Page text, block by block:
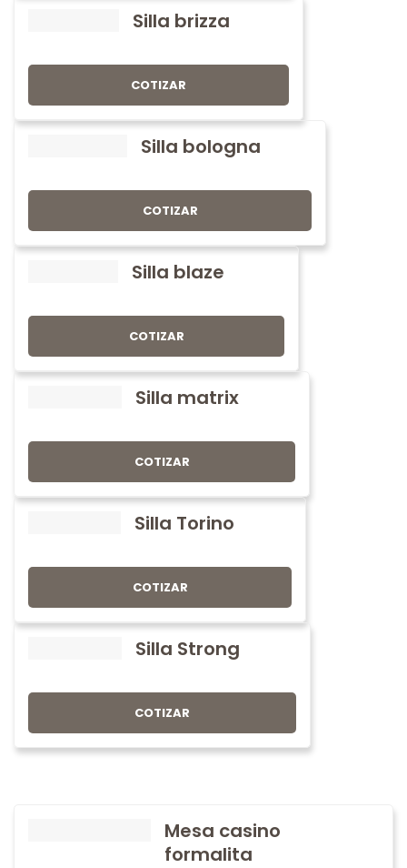
Silla brizza
COTIZAR
Silla bologna
COTIZAR
Silla blaze
COTIZAR
Silla matrix
COTIZAR
Silla Torino
COTIZAR
Silla Strong
COTIZAR
Mesa casino
formalita